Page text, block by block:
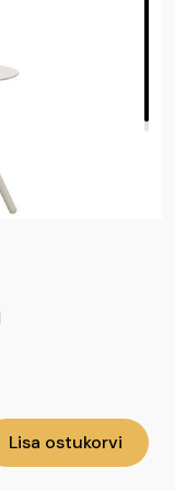
Lisa ostukorvi